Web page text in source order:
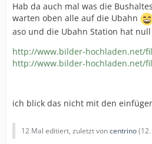
Hab da auch mal was die
warten oben alle auf die Ubahn
aso und die Ubahn Station hat null
http://www.bilder-hochladen.net/
http://www.bilder-hochladen.net/
ich blick das nicht mit den
12 Mal editiert, zuletzt voncentrino(